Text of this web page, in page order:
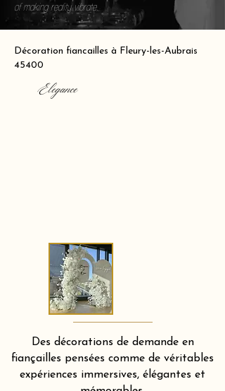
of making reality vibrate.
Décoration fiancailles à Fleury-les-Aubrais
45400
Elegance
Des décorations de demande en
fiançailles pensées comme de véritables
expériences immersives, élégantes et